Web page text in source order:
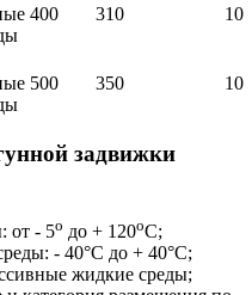
400 310 10
500 350 10
задвижки
от - 5о до + 120оС;
- 40°С до + 40°С;
жидкие среды;